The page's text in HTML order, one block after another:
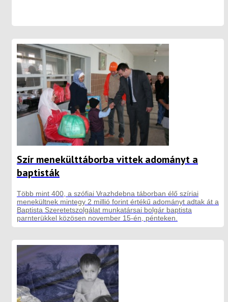
Szír menekülttáborba vittek adományt a
baptisták
Több mint 400, a szófiai Vrazhdebna táborban élő szíriai
menekültnek mintegy 2 millió forint értékű adományt adtak át a
Baptista Szeretetszolgálat munkatársai bolgár baptista
parnterükkel közösen november 15-én, pénteken.